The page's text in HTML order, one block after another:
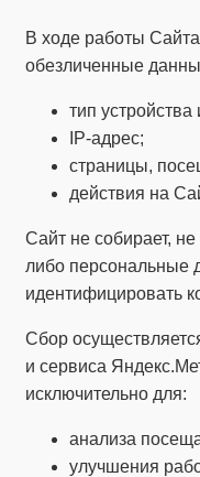
В ходе работы
обезличенные
тип устройства
IP-адрес;
страницы,
действия на
Сайт не собирает,
либо персональные
идентифицировать
Сбор
и сервиса
исключительно для:
анализа
улучшения